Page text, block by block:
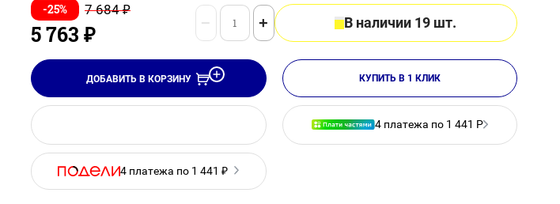
-25% 7 684₽
5 763 ₽ − + В наличии 19 шт.
ДОБАВИТЬ В КОРЗИНУ КУПИТЬ В 1 КЛИК
4 платежа по 1 441 ₽
4 платежа по 1 441 Р